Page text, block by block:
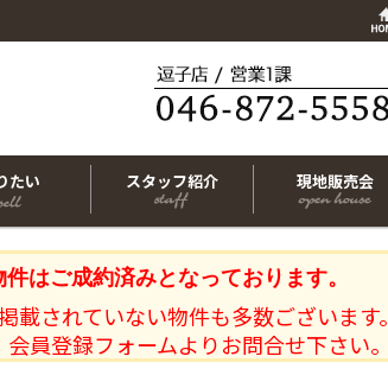
たい スタッフ紹介 現地販売会
はご成約済みとなっております。
載されていない物件も多数ございます。
員登録フォームよりお問合せ下さい。